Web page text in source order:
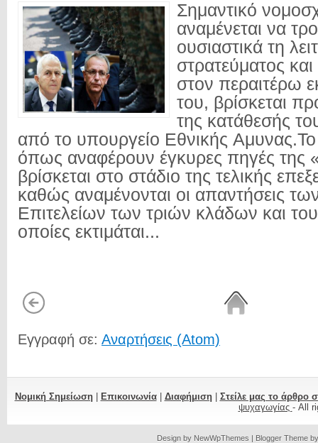
Σημαντικό
αναμένεται να
ουσιαστικά τη
στρατεύματος
στον περαιτέρω
του, βρίσκεται
της κατάθεσής
από το υπουργείο Εθνικής
όπως αναφέρουν έγκυρες πηγές της
βρίσκεται στο στάδιο της τελικής
καθώς αναμένονται οι απαντήσεις
Επιτελείων των τριών κλάδων και
οποίες εκτιμάται...
Εγγραφή σε: Αναρτήσεις (Atom)
Νομική Σημείωση| Επικοινωνία| Διαφήμιση| Στείλε μας το άρθρο
ψυχαγωγίας - All
Design by NewWpThemes | Blogger Theme